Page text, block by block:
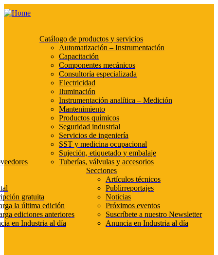
Catálogo de productos y servicios
Automatización – Instrumentación
Capacitación
Componentes mecánicos
Consultoría especializada
Electricidad
Iluminación
Instrumentación analítica – Medición
Mantenimiento
Productos químicos
Seguridad industrial
Servicios de ingeniería
SST y medicina ocupacional
Sujeción, etiquetado y embalaje
Tuberías, válvulas y accesorios
gratuita
la última edición
ediciones anteriores
en Industria al día
Secciones
Artículos técnicos
Publirreportajes
Noticias
Próximos eventos
Suscríbete a nuestro Newsletter
Anuncia en Industria al día